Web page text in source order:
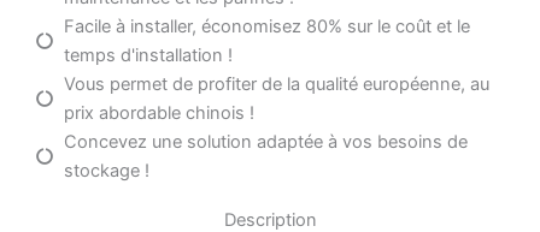
Facile à installer, économisez 80% sur le coût et le
temps d'installation !
Vous permet de profiter de la qualité européenne, au
prix abordable chinois !
Concevez une solution adaptée à vos besoins de
stockage !
Description